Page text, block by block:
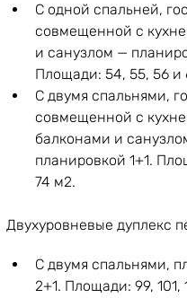
С одной спальней,
совмещенной с
и санузлом —
Площади: 54, 55, 56 и
С двумя спальнями,
совмещенной с
балконами и
планировкой 1+1.
74 м2.
Двухуровневые дуплекс
С двумя спальнями,
2+1. Площади: 99, 101,